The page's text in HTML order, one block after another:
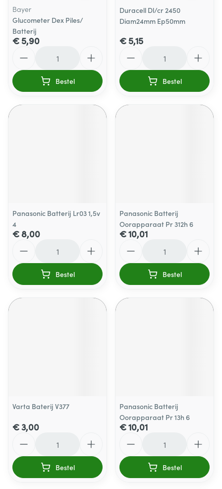
Bayer
Glucometer Dex Piles/
Batterij
€ 5,90
Bestel
Duracell Dl/cr 2450
Diam24mm Ep50mm
€ 5,15
Bestel
Panasonic Batterij Lr03 1,5v
4
€ 8,00
Bestel
Panasonic Batterij
Oorapparaat Pr 312h 6
€ 10,01
Bestel
Varta Baterij V377
€ 3,00
Bestel
Panasonic Batterij
Oorapparaat Pr 13h 6
€ 10,01
Bestel